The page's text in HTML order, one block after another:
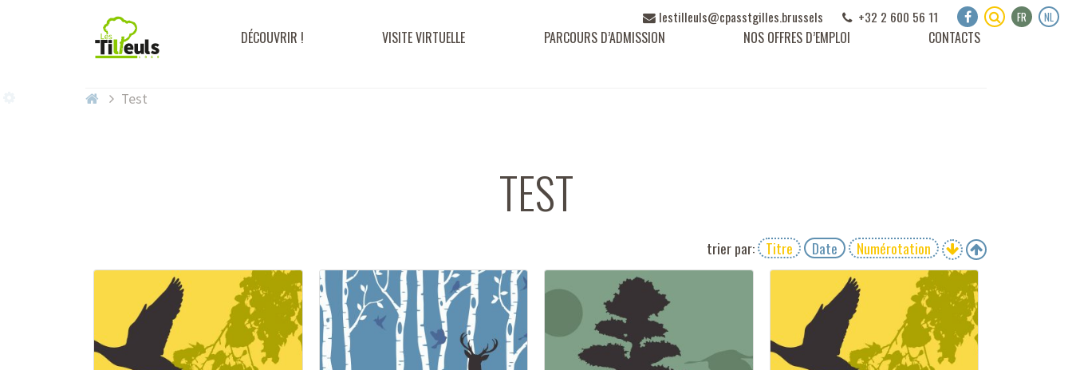
Adresse e-mail :
lestilleuls cpasstgilles.brussels +32 2 600 56 11 FR NL
DÉCOUVRIR ! VISITE VIRTUELLE PARCOURS D’ADMISSION NOS OFFRES D’EMPLOI CONTACTS
Test
TEST
trier par: Titre Date Numérotation